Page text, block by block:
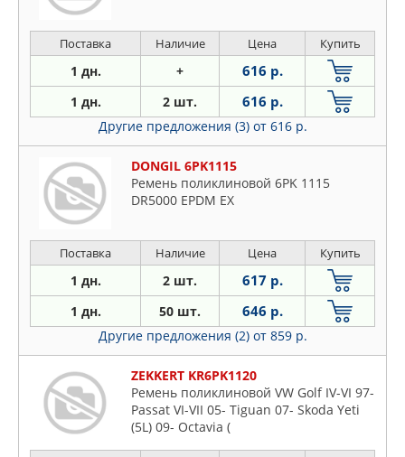
Поставка Наличие Цена Купить
1 дн. + 616 р.
1 дн. 2 шт. 616 р.
Другие предложения (3) от 616 р.
DONGIL 6PK1115
Ремень поликлиновой 6PK 1115
DR5000 EPDM EX
Поставка Наличие Цена Купить
1 дн. 2 шт. 617 р.
1 дн. 50 шт. 646 р.
Другие предложения (2) от 859 р.
ZEKKERT KR6PK1120
Ремень поликлиновой VW Golf IV-VI 97-
Passat VI-VII 05- Tiguan 07- Skoda Yeti
(5L) 09- Octavia (